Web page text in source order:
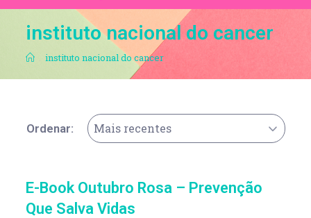
instituto nacional do cancer
. instituto nacional do cancer
Ordenar: Mais recentes
E-Book Outubro Rosa – Prevenção
Que Salva Vidas